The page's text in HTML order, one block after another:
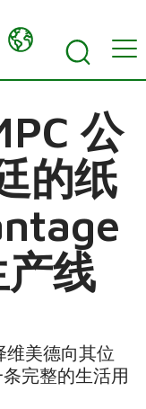
公
的纸
线
维美德向其位
完整的生活用